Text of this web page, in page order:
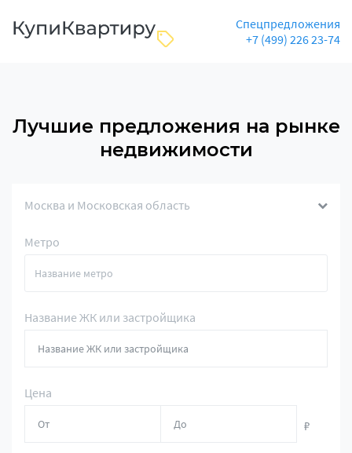
Спецпредложения
+7 (499) 226 23-74
Лучшие предложения на рынке
недвижимости
Москва и Московская область
Метро
Название ЖК или застройщика
Цена
₽